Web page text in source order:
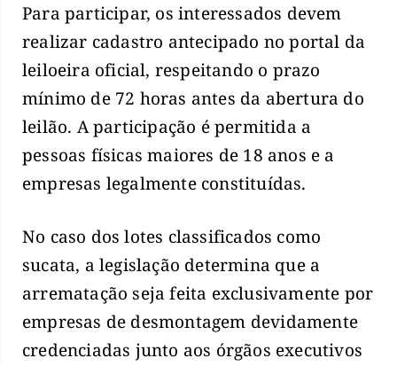
Para participar, os interessados devem
realizar cadastro antecipado no portal da
leiloeira oficial, respeitando o prazo
mínimo de 72 horas antes da abertura do
leilão. A participação é permitida a
pessoas físicas maiores de 18 anos e a
empresas legalmente constituídas.
No caso dos lotes classificados como
sucata, a legislação determina que a
arrematação seja feita exclusivamente por
empresas de desmontagem devidamente
credenciadas junto aos órgãos executivos